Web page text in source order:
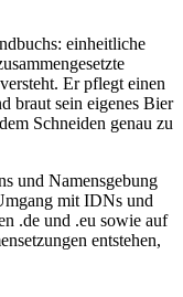
einheitliche
Er pflegt einen
braut sein eigenes Bier
Schneiden genau zu
und Namensgebung
mit IDNs und
.de und .eu sowie auf
entstehen,